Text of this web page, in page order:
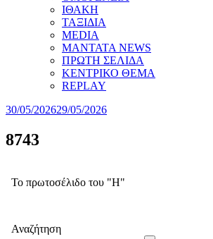
ΙΘΑΚΗ
ΤΑΞΙΔΙΑ
MEDIA
MANTATA NEWS
ΠΡΩΤΗ ΣΕΛΙΔΑ
ΚΕΝΤΡΙΚΟ ΘΕΜΑ
REPLAY
30/05/202629/05/2026
8743
Το πρωτοσέλιδο του "Η"
Αναζήτηση